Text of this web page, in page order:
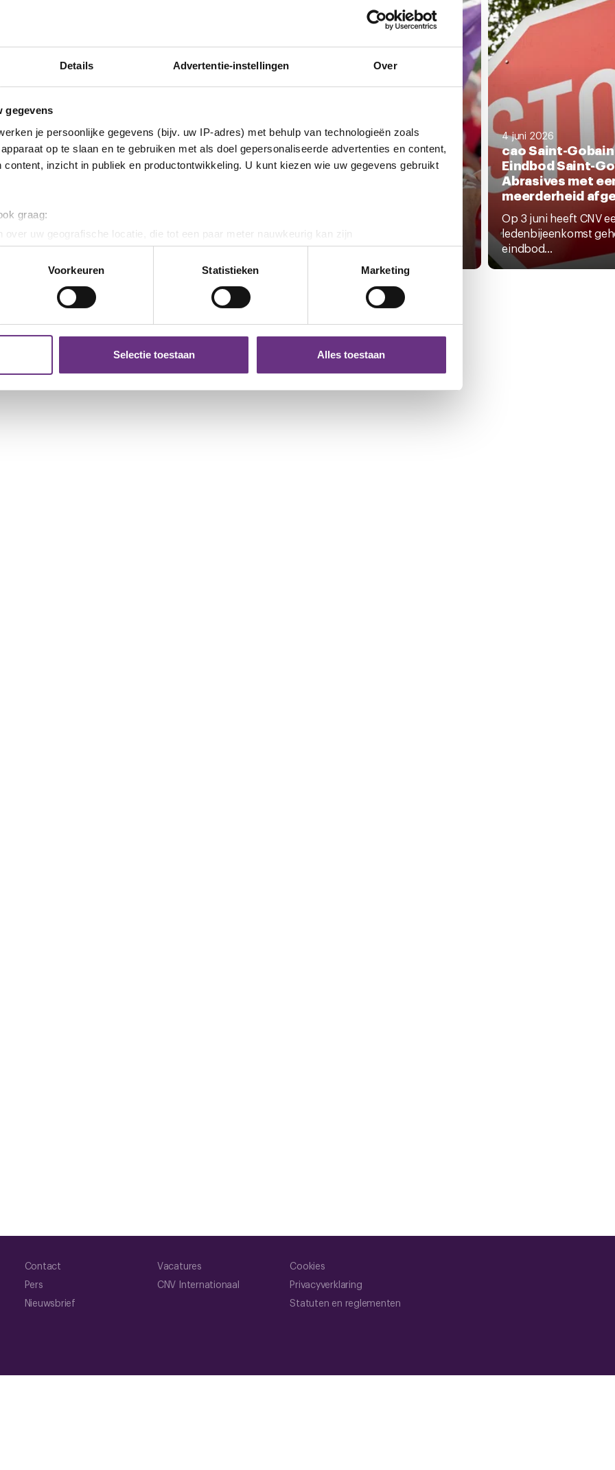
Details Advertentie-instellingen Over
gegevens
je persoonlijke gegevens (bijv. uw IP-adres) met behulp van technologieën zoals
op te slaan en te gebruiken met als doel gepersonaliseerde advertenties en content,
content, inzicht in publiek en productontwikkeling. U kunt kiezen wie uw gegevens gebruikt
graag:
over uw geografische locatie, die tot een paar meter nauwkeurig kan zijn
door het actief te scannen op specifieke eigenschappen (fingerprinting)
gegevens worden verwerkt en stel uw voorkeuren in het
detailgedeeltein. U kunt uw
of intrekken in de Cookieverklaring.
Ook delen we informatie over uw gebruik van onze site met onze partners voor social
Deze partners kunnen deze gegevens combineren met andere informatie die u aan ze heeft
Voorkeuren Statistieken Marketing
Selectie toestaan Alles toestaan
|
25 juni 2026
Cao Saint-Gobain Abrasives |
overleg gevoerd met de directie
van...
18 juni 2026
De overheid wil fors bezuinigen op
belangrijke sociale...
4 juni 2026
cao Saint-
Eindbod Saint-
Abrasives met
meerderheid
Op 3 juni heeft CNV
ledenbijeenkomst
eindbod...
Contact
Pers
Nieuwsbrief
Vacatures
CNV Internationaal
Cookies
Privacyverklaring
Statuten en reglementen